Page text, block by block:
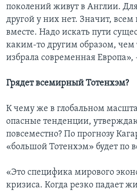
поколений живут в Англии.
другой у них нет. Значит,
вместе. Надо искать пути
каким-то другим образом, чем
избрала современная Европа»,
Грядет всемирный Тотенхэм?
К чему же в глобальном
опасные тенденции,
повсеместно? По прогнозу
«большой Тотенхэм» будет по
«Это специфика мирового
кризиса. Когда резко падает